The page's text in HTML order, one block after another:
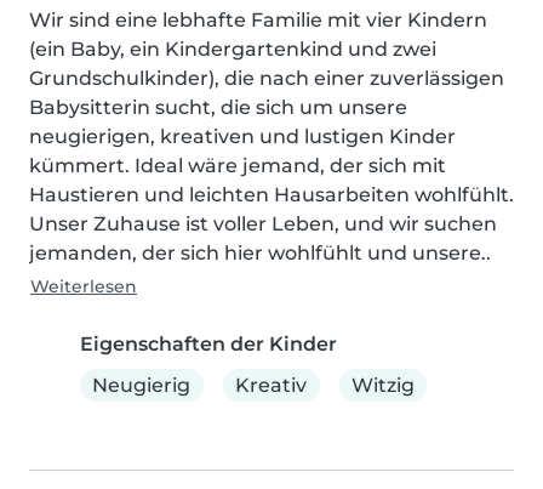
Wir sind eine lebhafte Familie mit vier Kindern
(ein Baby, ein Kindergartenkind und zwei
Grundschulkinder), die nach einer zuverlässigen
Babysitterin sucht, die sich um unsere
neugierigen, kreativen und lustigen Kinder
kümmert. Ideal wäre jemand, der sich mit
Haustieren und leichten Hausarbeiten wohlfühlt.
Unser Zuhause ist voller Leben, und wir suchen
jemanden, der sich hier wohlfühlt und unsere..
Weiterlesen
Eigenschaften der Kinder
Neugierig
Kreativ Witzig